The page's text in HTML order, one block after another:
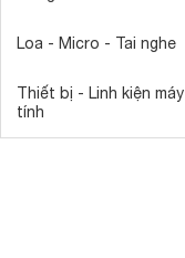
Loa - Micro - Tai nghe
Thiết bị - Linh kiện máy
tính